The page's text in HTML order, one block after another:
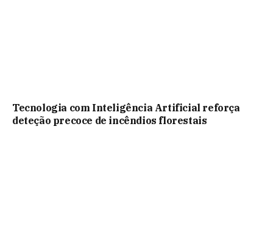
Tecnologia com Inteligência Artificial reforça
deteção precoce de incêndios florestais